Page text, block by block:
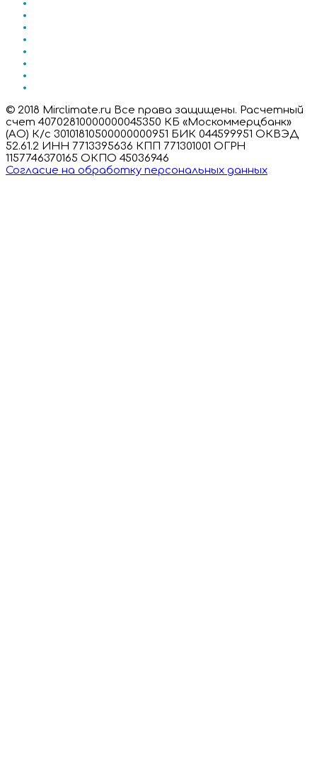
© 2018 Mirclimate.ru Все права защищены. Расчетный
счет 40702810000000045350 КБ «Москоммерцбанк»
(АО) К/с 30101810500000000951 БИК 044599951 ОКВЭД
52.61.2 ИНН 7713395636 КПП 771301001 ОГРН
1157746370165 ОКПО 45036946
Согласие на обработку персональных данных